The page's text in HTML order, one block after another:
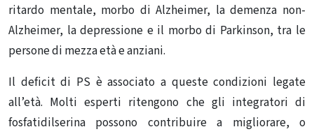
ritardo mentale, morbo di Alzheimer, la demenza non-
Alzheimer, la depressione e il morbo di Parkinson, tra le
persone di mezza età e anziani.
Il deficit di PS è associato a queste condizioni legate
all’età. Molti esperti ritengono che gli integratori di
fosfatidilserina possono contribuire a migliorare, o